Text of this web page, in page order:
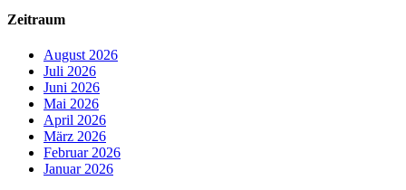
Zeitraum
August 2026
Juli 2026
Juni 2026
Mai 2026
April 2026
März 2026
Februar 2026
Januar 2026